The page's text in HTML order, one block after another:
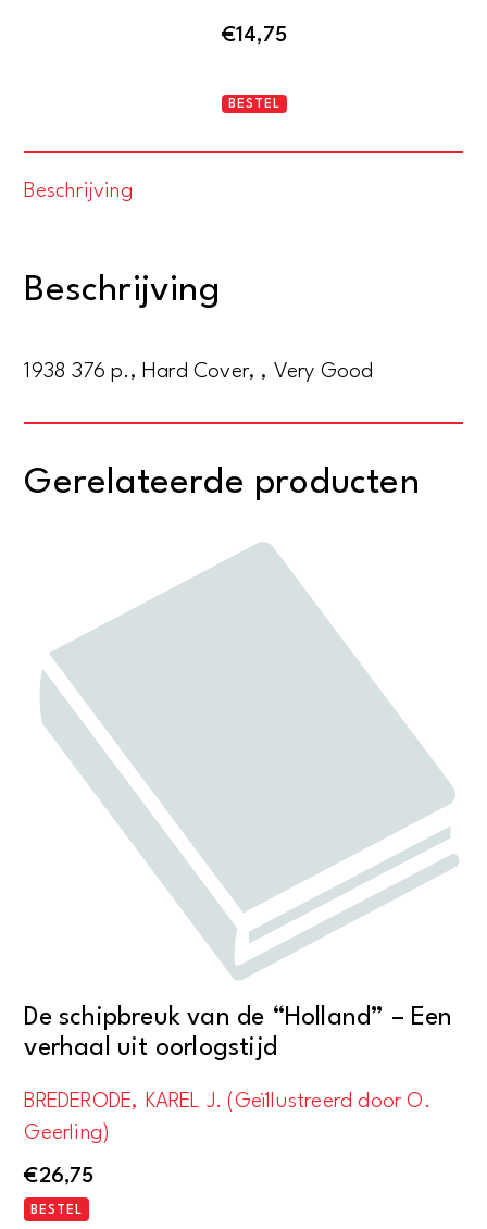
€14,75
Drei
1914-
BESTEL
Beschrijving
Beschrijving
1938 376 p., Hard Cover, , Very Good
Gerelateerde producten
De schipbreuk van de “Holland” – Een
verhaal uit oorlogstijd
BREDERODE, KAREL J. (Geïllustreerd door O.
Geerling)
€26,75
BESTEL